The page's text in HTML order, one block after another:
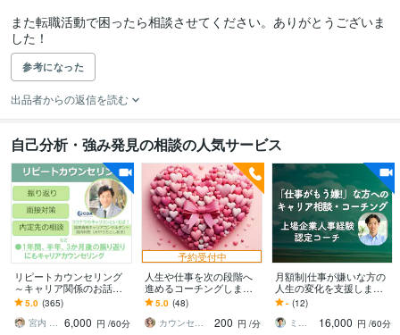
また転職活動で困ったら相談させてください。ありがとうございま
した！
参考になった
出品者からの返信を読む
自己分析・強み発見の相談の人気サービス
リピートカウンセリング
～キャリア関係のお話聞
きます また相談したいこ
と、少し聞いて欲しいこ
とがあるという方に！
5.0 (365)
宮内 利亮 キャリアコンサルタント 6,000 円 /60分
予約受付中
人生や仕事を次の段階へ
進めるコーチングします
やりたいことがあるのに
動けない方へ
5.0 (48)
カウンセリング事務所☘️オフィスカノン
200 円 /分
月額制|仕事が嫌いな方の
人生の変化を支援します
「仕事が嫌」→「キャリ
アで人生を充実」に変化
するコーチング
- (12)
ミナギル ライフコーチング
16,000 円 /60分